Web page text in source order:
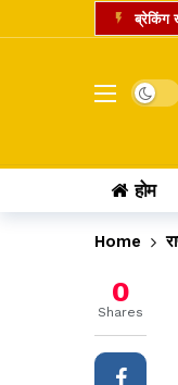
ब्रेकिंग
Dark
होम
Home
0
Shares